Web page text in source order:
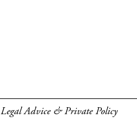
Legal Advice & Private Policy